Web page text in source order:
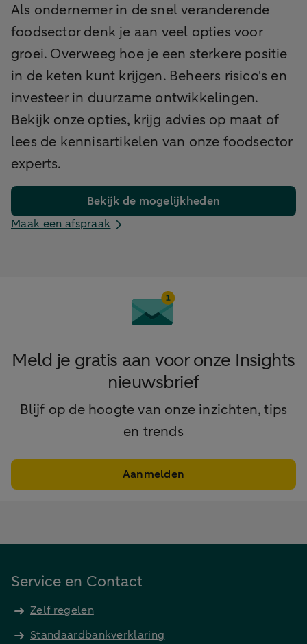
Als ondernemer in de snel veranderende
foodsector denk je aan veel opties voor
groei. Overweeg hoe je een sterkere positie
in de keten kunt krijgen. Beheers risico's en
investeer in duurzame ontwikkelingen.
Bekijk onze opties, krijg advies op maat of
lees de kennisartikelen van onze foodsector
experts.
Bekijk de mogelijkheden
Maak een afspraak
Meld je gratis aan voor onze Insights
nieuwsbrief
Blijf op de hoogte van onze inzichten, tips
en trends
Aanmelden
Service en Contact
Zelf regelen
Standaardbankverklaring